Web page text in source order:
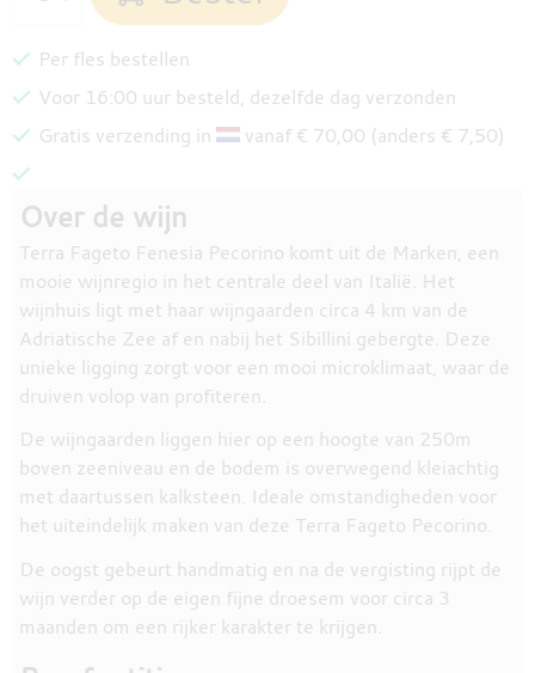
Per fles bestellen
Voor 16:00 uur besteld, dezelfde dag verzonden
Gratis verzending in
vanaf € 70,00 (anders € 7,50)
Over de wijn
Terra Fageto Fenesia Pecorino komt uit de Marken, een
mooie wijnregio in het centrale deel van Italië. Het
wijnhuis ligt met haar wijngaarden circa 4 km van de
Adriatische Zee af en nabij het Sibillini gebergte. Deze
unieke ligging zorgt voor een mooi microklimaat, waar de
druiven volop van profiteren.
De wijngaarden liggen hier op een hoogte van 250m
boven zeeniveau en de bodem is overwegend kleiachtig
met daartussen kalksteen. Ideale omstandigheden voor
het uiteindelijk maken van deze Terra Fageto Pecorino.
De oogst gebeurt handmatig en na de vergisting rijpt de
wijn verder op de eigen fijne droesem voor circa 3
maanden om een rijker karakter te krijgen.